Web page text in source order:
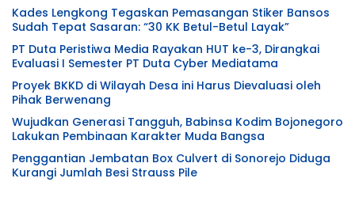
Kades Lengkong Tegaskan Pemasangan Stiker Bansos
Sudah Tepat Sasaran: “30 KK Betul-Betul Layak”
PT Duta Peristiwa Media Rayakan HUT ke-3, Dirangkai
Evaluasi I Semester PT Duta Cyber Mediatama
Proyek BKKD di Wilayah Desa ini Harus Dievaluasi oleh
Pihak Berwenang
Wujudkan Generasi Tangguh, Babinsa Kodim Bojonegoro
Lakukan Pembinaan Karakter Muda Bangsa
Penggantian Jembatan Box Culvert di Sonorejo Diduga
Kurangi Jumlah Besi Strauss Pile